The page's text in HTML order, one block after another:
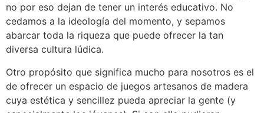
no por eso dejan de tener un interés educativo. No
cedamos a la ideología del momento, y sepamos
abarcar toda la riqueza que puede ofrecer la tan
diversa cultura lúdica.
Otro propósito que significa mucho para nosotros es el
de ofrecer un espacio de juegos artesanos de madera
cuya estética y sencillez pueda apreciar la gente (y